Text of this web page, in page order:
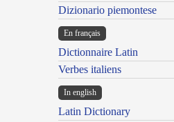
Dizionario piemontese
En français
Dictionnaire Latin
Verbes italiens
In english
Latin Dictionary